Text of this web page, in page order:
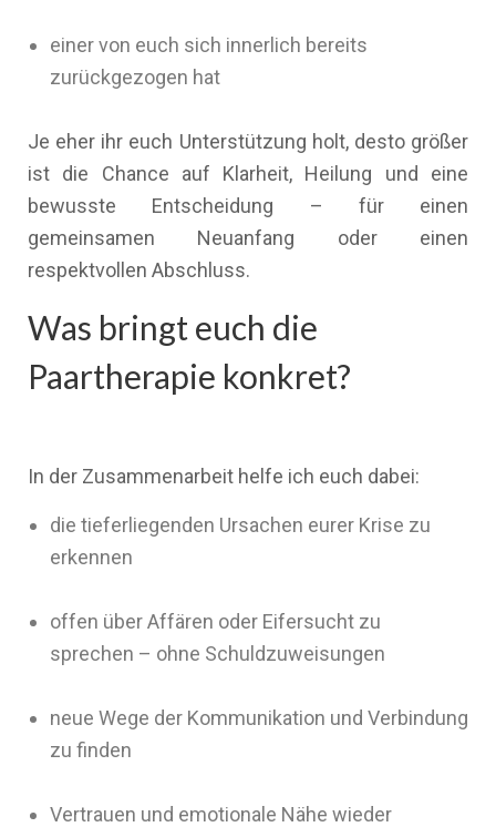
einer von euch sich innerlich bereits
zurückgezogen hat
Je eher ihr euch Unterstützung holt, desto größer
ist die Chance auf Klarheit, Heilung und eine
bewusste Entscheidung – für einen
gemeinsamen Neuanfang oder einen
respektvollen Abschluss.
Was bringt euch die
Paartherapie konkret?
In der Zusammenarbeit helfe ich euch dabei:
die tieferliegenden Ursachen eurer Krise zu
erkennen
offen über Affären oder Eifersucht zu
sprechen – ohne Schuldzuweisungen
neue Wege der Kommunikation und Verbindung
zu finden
Vertrauen und emotionale Nähe wieder